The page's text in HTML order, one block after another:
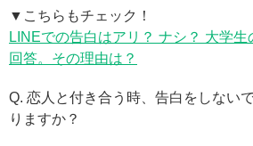
▼こちらもチェック！
LINEでの告白はアリ？ ナシ？ 大学生
回答。その理由は？
Q. 恋人と付き合う時、告白をしない
りますか？